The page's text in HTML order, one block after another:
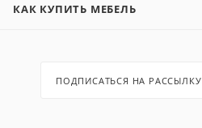
КАК КУПИТЬ МЕБЕЛЬ
ПОДПИСАТЬСЯ НА РАССЫЛКУ